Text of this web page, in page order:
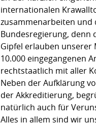
internationalen
zusammenarbeiten und
Bundesregierung, denn
Gipfel erlauben unserer
10.000 eingegangenen
rechtstaatlich mit aller
Neben der Aufklärung
der Akkreditierung,
natürlich auch für
Alles in allem sind wir